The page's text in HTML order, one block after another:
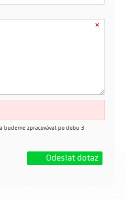
budeme zpracovávat po dobu 3
Odeslat dotaz